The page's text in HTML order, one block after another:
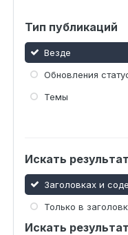
Тип публикаций
Везде
Обновления
Темы
Искать
Заголовках и
Только в
Искать